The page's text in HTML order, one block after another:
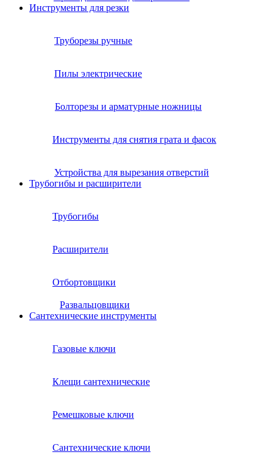
Инструменты для резки
Труборезы ручные
Пилы электрические
Болторезы и арматурные ножницы
Инструменты для снятия грата и фасок
Устройства для вырезания отверстий
Трубогибы и расширители
Трубогибы
Расширители
Отбортовщики
Развальцовщики
Сантехнические инcтрументы
Газовые ключи
Клещи сантехнические
Ремешковые ключи
Сантехнические ключи